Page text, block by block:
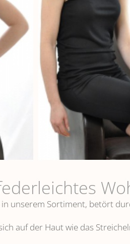
unserem Sortiment, betört
auf der Haut wie das